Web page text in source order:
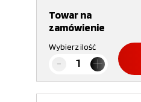
Towar na
zamówienie
Wybierz ilość